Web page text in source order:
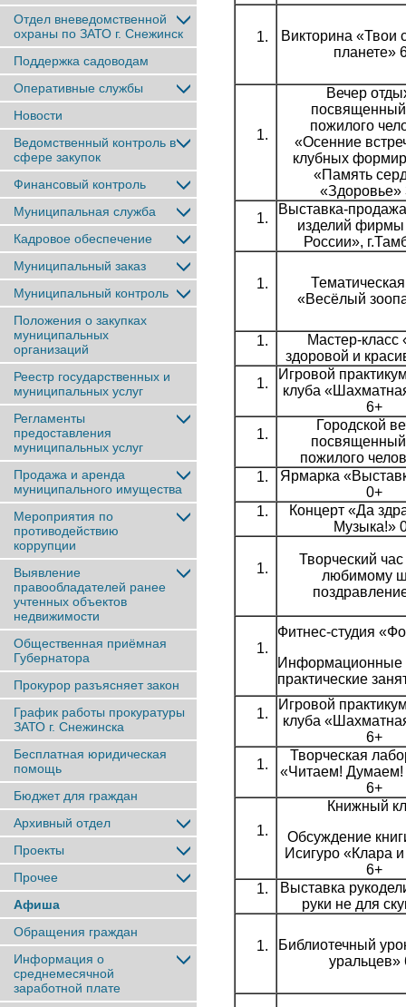
Отдел вневедомственной
охраны по ЗАТО г. Снежинск
Поддержка садоводам
Оперативные службы
Новости
Ведомственный контроль в
сфере закупок
Финансовый контроль
Муниципальная служба
Кадровое обеспечение
Муниципальный заказ
Муниципальный контроль
Положения о закупках
муниципальных
организаций
Реестр государственных и
муниципальных услуг
Регламенты
предоставления
муниципальных услуг
Продажа и аренда
муниципального имущества
Мероприятия по
противодействию
коррупции
Выявление
правообладателей ранее
учтенныx объектов
недвижимости
Общественная приёмная
Губернатора
Прокурор разъясняет закон
График работы прокуратуры
ЗАТО г. Снежинска
Бесплатная юридическая
помощь
Бюджет для граждан
Архивный отдел
Проекты
Прочее
Афиша
Обращения граждан
Информация о
среднемесячной
заработной плате
Викторина «Твои
планете»
Вечер
пожилого
«Осенние
клубных
«Память
«Здоровье»
Выставка-
изделий
России»,
«Весёлый
Мастер-класс
здоровой и
Игровой
клуба
6+
Городской
пожилого
Ярмарка
0+
Концерт «Да
Музыка!»
Творческий
любимому
Фитнес-студия
Информационные
практические
Игровой
клуба
6+
Творческая
«Читаем! Думаем!
6+
Книжный
Обсуждение
Исигуро «Клара
6+
Выставка
руки не для
Библиотечный
уральцев»